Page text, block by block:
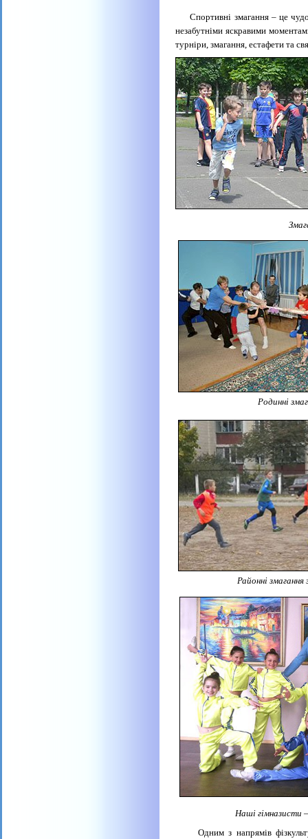
Спортивні змагання – це
незабутніми яскравими
турніри, змагання, естафети та
Змагання з
Родинні
Районні
Наші гімназисти –
Одним з напрямів